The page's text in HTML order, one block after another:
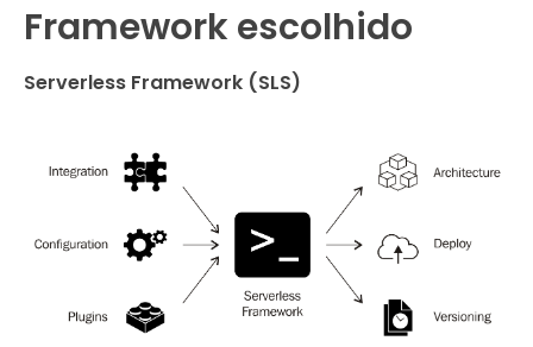
Framework escolhido
Serverless Framework (SLS)